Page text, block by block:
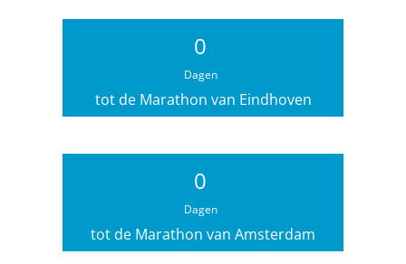
0
Dagen
tot de Marathon van Eindhoven
0
Dagen
tot de Marathon van Amsterdam